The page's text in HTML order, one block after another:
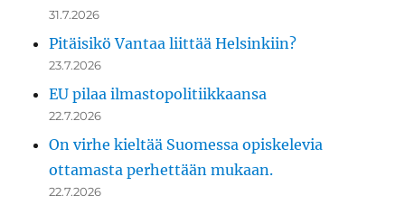
31.7.2026
Pitäisikö Vantaa liittää Helsinkiin?
23.7.2026
EU pilaa ilmastopolitiikkaansa
22.7.2026
On virhe kieltää Suomessa opiskelevia
ottamasta perhettään mukaan.
22.7.2026